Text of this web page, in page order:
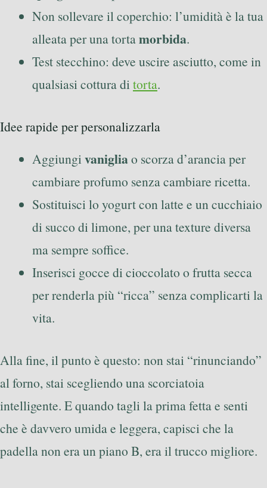
Non sollevare il coperchio: l’umidità è la tua
alleata per una tortamorbida.
Test stecchino: deve uscire asciutto, come in
qualsiasi cottura ditorta.
Idee rapide per personalizzarla
Aggiungivanigliao scorza d’arancia per
cambiare profumo senza cambiare ricetta.
Sostituisci lo yogurt con latte e un cucchiaio
di succo di limone, per una texture diversa
ma sempre soffice.
Inserisci gocce di cioccolato o frutta secca
per renderla più “ricca” senza complicarti la
vita.
Alla fine, il punto è questo: non stai “rinunciando”
al forno, stai scegliendo una scorciatoia
intelligente. E quando tagli la prima fetta e senti
che è davvero umida e leggera, capisci che la
padella non era un piano B, era il trucco migliore.